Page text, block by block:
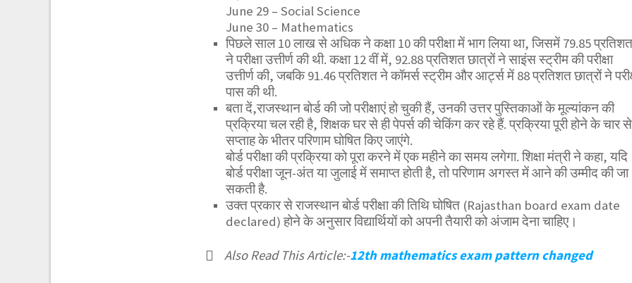
June 29 – Social Science
June 30 – Mathematics
पिछले साल 10 लाख से अधिक ने कक्षा 10 की परीक्षा में भाग लिया था, जिसमें 79.85 प्रतिशत
ने परीक्षा उत्तीर्ण की थी. कक्षा 12 वीं में, 92.88 प्रतिशत छात्रों ने साइंस स्ट्रीम की परीक्षा
उत्तीर्ण की, जबकि 91.46 प्रतिशत ने कॉमर्स स्ट्रीम और आर्ट्स में 88 प्रतिशत छात्रों ने
पास की थी.
बता दें,राजस्थान बोर्ड की जो परीक्षाएं हो चुकी हैं, उनकी उत्तर पुस्तिकाओं के मूल्यांकन की
प्रक्रिया चल रही है, शिक्षक घर से ही पेपर्स की चेकिंग कर रहे हैं. प्रक्रिया पूरी होने के चार
सप्ताह के भीतर परिणाम घोषित किए जाएंगे.
बोर्ड परीक्षा की प्रक्रिया को पूरा करने में एक महीने का समय लगेगा. शिक्षा मंत्री ने कहा, यदि
बोर्ड परीक्षा जून-अंत या जुलाई में समाप्त होती है, तो परिणाम अगस्त में आने की उम्मीद की जा
सकती है.
उक्त प्रकार से राजस्थान बोर्ड परीक्षा की तिथि घोषित (Rajasthan board exam date
declared) होने के अनुसार विद्यार्थियों को अपनी तैयारी को अंजाम देना चाहिए।
Also Read This Article:-12th mathematics exam pattern changed